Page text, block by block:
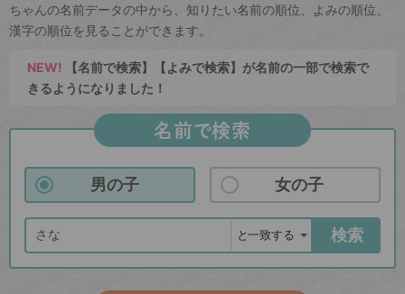
ちゃんの名前データの中から、知りたい名前の順位、よみの順位、
漢字の順位を見ることができます。
NEW! 【名前で検索】【よみで検索】が名前の一部で検索で
きるようになりました！
名前で検索
男の子 女の子
検索